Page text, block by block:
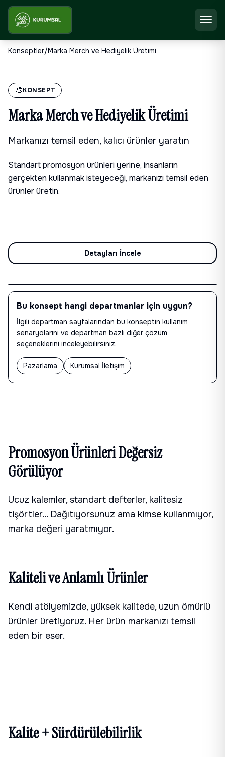
Konseptler/Marka Merch ve Hediyelik Üretimi
🎨KONSEPT
Marka Merch ve Hediyelik Üretimi
Markanızı temsil eden, kalıcı ürünler yaratın
Standart promosyon ürünleri yerine, insanların
gerçekten kullanmak isteyeceği, markanızı temsil eden
ürünler üretin.
Detayları İncele
Bu konsept hangi departmanlar için uygun?
İlgili departman sayfalarından bu konseptin kullanım
senaryolarını ve departman bazlı diğer çözüm
seçeneklerini inceleyebilirsiniz.
Pazarlama Kurumsal İletişim
Promosyon Ürünleri Değersiz
Görülüyor
Ucuz kalemler, standart defterler, kalitesiz
tişörtler... Dağıtıyorsunuz ama kimse kullanmıyor,
marka değeri yaratmıyor.
Kaliteli ve Anlamlı Ürünler
Kendi atölyemizde, yüksek kalitede, uzun ömürlü
ürünler üretiyoruz. Her ürün markanızı temsil
eden bir eser.
Kalite + Sürdürülebilirlik